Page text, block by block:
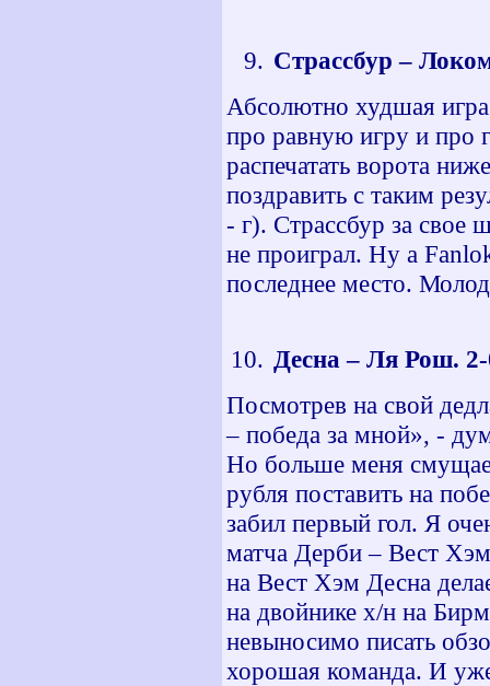
Страссбур –
Абсолютно худшая
про равную игру и про
распечатать ворота
поздравить с таким
- г). Страссбур за свое
не проиграл. Ну а
последнее место.
Десна – Ля Рош.
Посмотрев на свой
– победа за мной», -
Но больше меня
рубля поставить на
забил первый гол. Я
матча Дерби – Вест
на Вест Хэм Десна
на двойнике х/н на
невыносимо писать
хорошая команда. И